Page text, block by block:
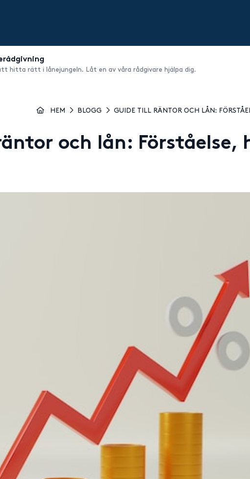
hitta rätt i lånejungeln. Låt en av våra rådgivare hjälpa dig.
HEM BLOGG GUIDE TILL RÄNTOR OCH LÅN:
och lån: Förståelse,